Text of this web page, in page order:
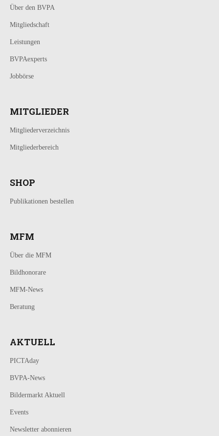
Über den BVPA
Mitgliedschaft
Leistungen
BVPAexperts
Jobbörse
MITGLIEDER
Mitgliederverzeichnis
Mitgliederbereich
SHOP
Publikationen bestellen
MFM
Über die MFM
Bildhonorare
MFM-News
Beratung
AKTUELL
PICTAday
BVPA-News
Bildermarkt Aktuell
Events
Newsletter abonnieren